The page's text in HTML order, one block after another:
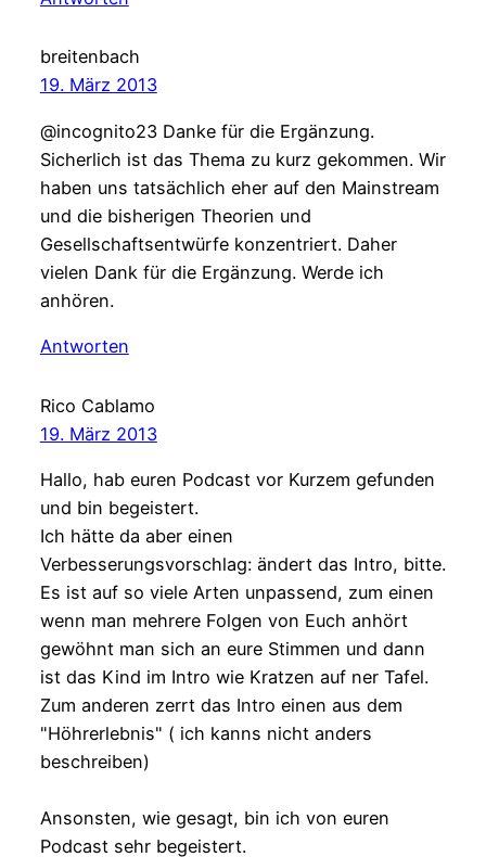
breitenbach
19. März 2013
@incognito23 Danke für die Ergänzung.
Sicherlich ist das Thema zu kurz gekommen. Wir
haben uns tatsächlich eher auf den Mainstream
und die bisherigen Theorien und
Gesellschaftsentwürfe konzentriert. Daher
vielen Dank für die Ergänzung. Werde ich
anhören.
Antworten
Rico Cablamo
19. März 2013
Hallo, hab euren Podcast vor Kurzem gefunden
und bin begeistert.
Ich hätte da aber einen
Verbesserungsvorschlag: ändert das Intro, bitte.
Es ist auf so viele Arten unpassend, zum einen
wenn man mehrere Folgen von Euch anhört
gewöhnt man sich an eure Stimmen und dann
ist das Kind im Intro wie Kratzen auf ner Tafel.
Zum anderen zerrt das Intro einen aus dem
"Höhrerlebnis" ( ich kanns nicht anders
beschreiben)
Ansonsten, wie gesagt, bin ich von euren
Podcast sehr begeistert.